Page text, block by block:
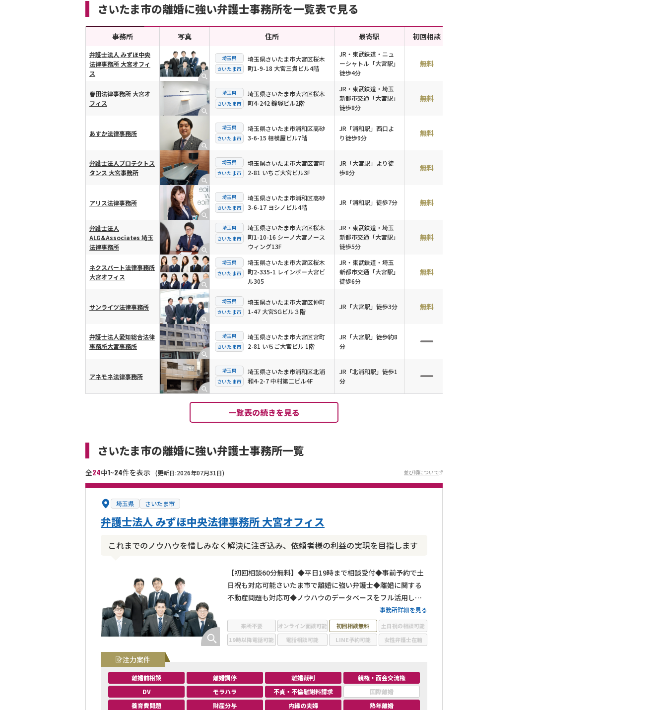
内縁の夫婦
熟年離婚
さいたま市の離婚に強い弁護士事務所を一覧表で見る
横スクロール可能
事務所 写真 住所 最寄駅 初回相談
弁護士法人 みずほ中央
法律事務所 大宮オフィ
ス
埼玉県
さいたま市
埼玉県さいたま市大宮区桜木
町1-9-18 大宮三貴ビル4階
JR・東武鉄道・ニュ
ーシャトル「大宮駅」
徒歩4分
無料
春田法律事務所 大宮オ
フィス
埼玉県
さいたま市
埼玉県さいたま市大宮区桜木
町4-242 鐘塚ビル2階
JR・東武鉄道・埼玉
新都市交通「大宮駅」
徒歩8分
無料
あすか法律事務所
埼玉県
さいたま市
埼玉県さいたま市浦和区高砂
3-6-15 相模屋ビル7階
JR「浦和駅」西口よ
り徒歩9分
無料
弁護士法人プロテクトス
タンス 大宮事務所
埼玉県
さいたま市
埼玉県さいたま市大宮区宮町
2-81 いちご大宮ビル3F
JR「大宮駅」より徒
歩8分
無料
アリス法律事務所
埼玉県
さいたま市
埼玉県さいたま市浦和区高砂
3-6-17 ヨシノビル4階
JR「浦和駅」徒歩7分 無料
弁護士法人
ALG&Associates 埼玉
法律事務所
埼玉県
さいたま市
埼玉県さいたま市大宮区桜木
町1-10-16 シーノ大宮ノース
ウィング13F
JR・東武鉄道・埼玉
新都市交通「大宮駅」
徒歩5分
無料
ネクスパート法律事務所
大宮オフィス
埼玉県
さいたま市
埼玉県さいたま市大宮区桜木
町2-335-1 レインボー大宮ビ
ル305
JR・東武鉄道・埼玉
新都市交通「大宮駅」
徒歩6分
無料
サンライツ法律事務所
埼玉県
さいたま市
埼玉県さいたま市大宮区仲町
1-47 大宮SGビル３階
JR「大宮駅」徒歩3分 無料
弁護士法人愛知総合法律
事務所大宮事務所
埼玉県
さいたま市
埼玉県さいたま市大宮区宮町
2-81 いちご大宮ビル 1階
JR「大宮駅」徒歩約8
分
アネモネ法律事務所
埼玉県
さいたま市
埼玉県さいたま市浦和区北浦
和4-2-7 中村第二ビル4F
JR「北浦和駅」徒歩1
分
一覧表の続きを見る
さいたま市の離婚に強い弁護士事務所一覧
全24中1~24件を表示 (更新日:2026年07月31日) 並び順について
埼玉県 さいたま市
これまでのノウハウを惜しみなく解決に注ぎ込み、依頼者様の利益の実現を目指します
弁護士法人 みずほ中央法律事務所 大宮オフィス
【初回相談60分無料】◆平日19時まで相談受付◆事前予約で土
日祝も対応可能さいたま市で離婚に強い弁護士◆離婚に関する
不動産問題も対応可◆ノウハウのデータベースをフル活用した
事務所詳細を見る
来所不要 オンライン面談可能 初回相談無料
土日祝の相談可能
19時以降電話可能
電話相談可能 LINE予約可能 女性弁護士在籍
注力案件
離婚前相談 離婚調停 離婚裁判
親権・面会交流権
DV
モラハラ 不貞・不倫慰謝料請求
国際離婚
養育費問題
財産分与 内縁の夫婦 熟年離婚